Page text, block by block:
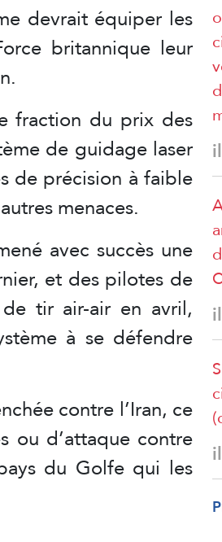
devrait équiper les
britannique leur
fraction du prix des
de guidage laser
de précision à faible
menaces.
avec succès une
et des pilotes de
tir air-air en avril,
à se défendre
contre l’Iran, ce
ou d’attaque contre
du Golfe qui les